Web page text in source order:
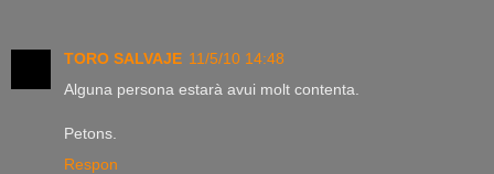
TORO SALVAJE 11/5/10 14:48
Alguna persona estarà avui molt contenta.
Petons.
Respon